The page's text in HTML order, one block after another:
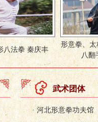
形意拳、太极拳、八卦掌、
八翻手 王连恒
武术团体
· 河北形意拳功夫馆